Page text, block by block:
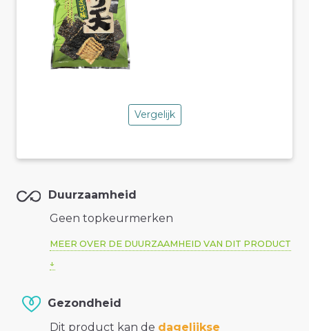
Vergelijk
Duurzaamheid
Geen topkeurmerken
MEER OVER DE DUURZAAMHEID VAN DIT PRODUCT
Gezondheid
Dit product kan de dagelijkse